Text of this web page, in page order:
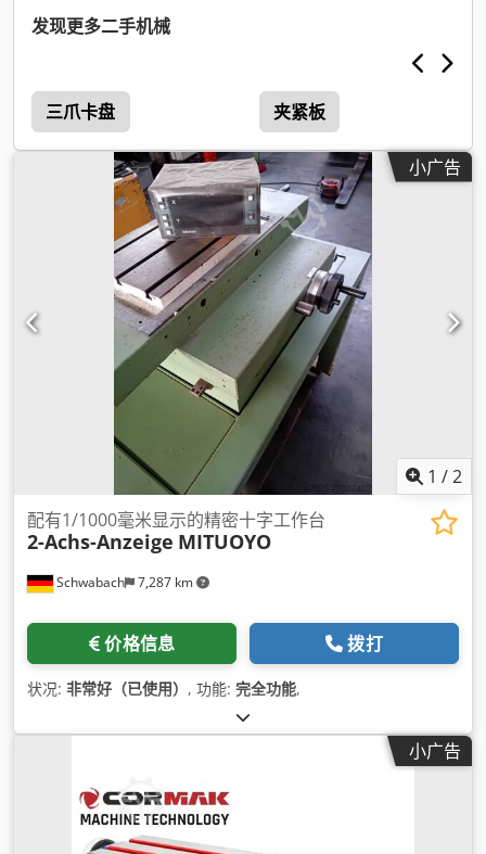
发现更多二手机械
三爪卡盘 夹紧板
小广告
1 /2
Schwabach 7,287 km
配有1/1000毫米显示的精密十字工作台
2-Achs-Anzeige MITUOYO
价格信息 拨打
状况: 非常好（已使用） , 功能: 完全功能,
小广告